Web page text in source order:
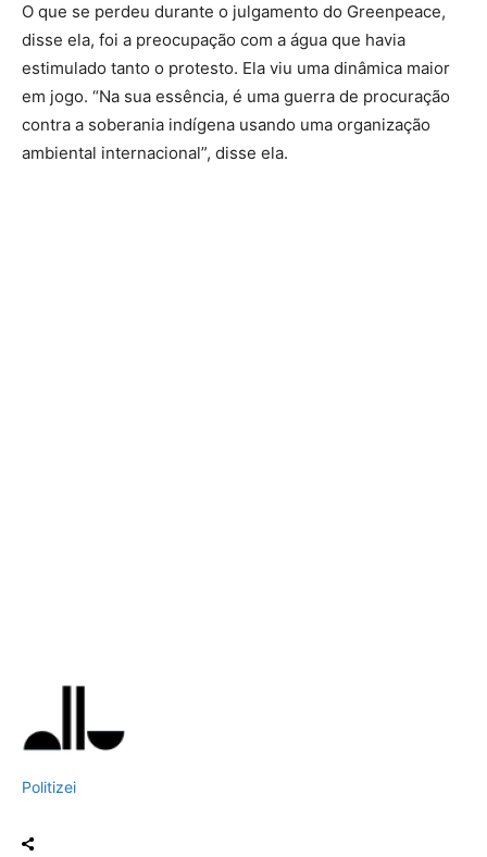
O que se perdeu durante o julgamento do Greenpeace,
disse ela, foi a preocupação com a água que havia
estimulado tanto o protesto. Ela viu uma dinâmica maior
em jogo. “Na sua essência, é uma guerra de procuração
contra a soberania indígena usando uma organização
ambiental internacional”, disse ela.
Politizei